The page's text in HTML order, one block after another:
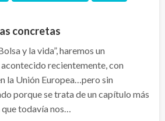
concretas
y la vida”, haremos un
recientemente, con
la Unión Europea…pero sin
porque se trata de un capítulo más
todavía nos…